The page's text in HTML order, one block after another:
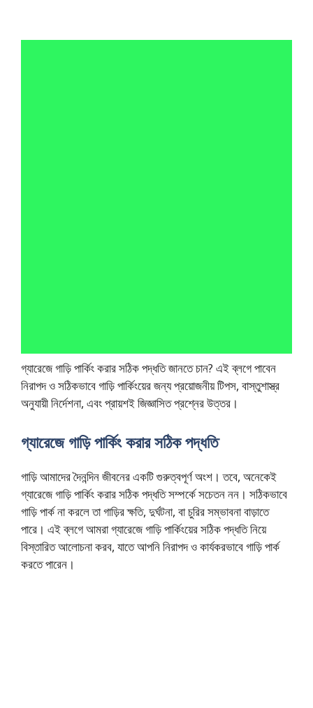
গ্যারেজে গাড়ি পার্কিং করার সঠিক পদ্ধতি জানতে চান? এই ব্লগে পাবেন
নিরাপদ ও সঠিকভাবে গাড়ি পার্কিংয়ের জন্য প্রয়োজনীয় টিপস, বাস্তুশাস্ত্র
অনুযায়ী নির্দেশনা, এবং প্রায়শই জিজ্ঞাসিত প্রশ্নের উত্তর।
গ্যারেজে গাড়ি পার্কিং করার সঠিক পদ্ধতি
গাড়ি আমাদের দৈনন্দিন জীবনের একটি গুরুত্বপূর্ণ অংশ। তবে, অনেকেই
গ্যারেজে গাড়ি পার্কিং করার সঠিক পদ্ধতি সম্পর্কে সচেতন নন। সঠিকভাবে
গাড়ি পার্ক না করলে তা গাড়ির ক্ষতি, দুর্ঘটনা, বা চুরির সম্ভাবনা বাড়াতে
পারে। এই ব্লগে আমরা গ্যারেজে গাড়ি পার্কিংয়ের সঠিক পদ্ধতি নিয়ে
বিস্তারিত আলোচনা করব, যাতে আপনি নিরাপদ ও কার্যকরভাবে গাড়ি পার্ক
করতে পারেন।